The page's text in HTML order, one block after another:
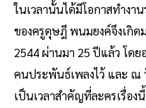
ในเวลานั้นได้มีโอกาสทำงา
ของครูดุษฎี พนมยงค์จึงเกิด
2544 ผ่านมา 25 ปีแล้ว โด
คนประพันธ์เพลงไว้ และ ณ
เป็นเวลาสำคัญที่ละครเรื่อง